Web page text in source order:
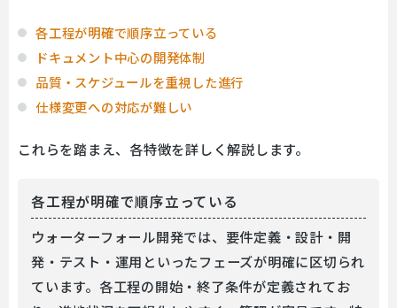
各工程が明確で順序立っている
ドキュメント中心の開発体制
品質・スケジュールを重視した進行
仕様変更への対応が難しい
これらを踏まえ、各特徴を詳しく解説します。
各工程が明確で順序立っている
ウォーターフォール開発では、要件定義・設計・開
発・テスト・運用といったフェーズが明確に区切られ
ています。各工程の開始・終了条件が定義されてお